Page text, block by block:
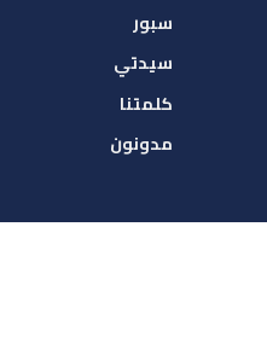
سبور
سيدتي
كلمتنا
مدونون